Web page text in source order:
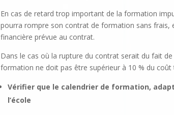
En cas de retard trop important de la formation
pourra rompre son contrat de formation sans frais,
financière prévue au contrat.
Dans le cas où la rupture du contrat serait du fait
formation ne doit pas être supérieur à 10 % du
Vérifier que le calendrier de formation,
l’école